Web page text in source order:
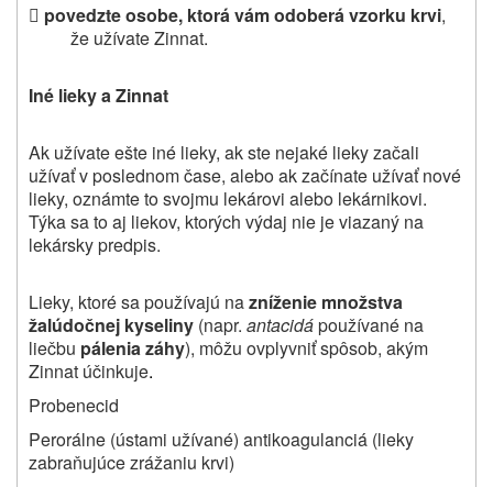
 povedzte osobe, ktorá vám odoberá vzorku krvi,
že užívate Zinnat.
Iné lieky a Zinnat
Ak užívate ešte iné lieky, ak ste nejaké lieky začali
užívať v poslednom čase, alebo ak začínate užívať nové
lieky, oznámte to svojmu lekárovi alebo lekárnikovi.
Týka sa to aj liekov, ktorých výdaj nie je viazaný na
lekársky predpis.
Lieky, ktoré sa používajú nazníženie množstva
žalúdočnej kyseliny (napr. antacidápoužívané na
liečbu pálenia záhy), môžu ovplyvniť spôsob, akým
Zinnat účinkuje.
Probenecid
Perorálne (ústami užívané) antikoagulanciá (lieky
zabraňujúce zrážaniu krvi)